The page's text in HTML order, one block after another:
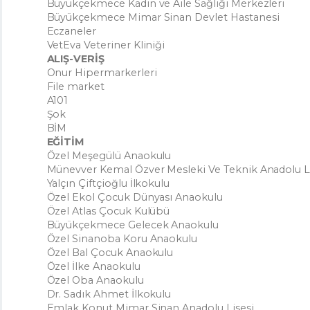
Büyükçekmece Kadın ve Aile Sağlığı Merkezleri
Büyükçekmece Mimar Sinan Devlet Hastanesi
Eczaneler
VetEva Veteriner Kliniği
ALIŞ-VERİŞ
Onur Hipermarkerleri
File market
A101
Şok
BİM
EĞİTİM
Özel Meşegülü Anaokulu
Münevver Kemal Özver Mesleki Ve Teknik Anadolu
Yalçın Çiftçioğlu İlkokulu
Özel Ekol Çocuk Dünyası Anaokulu
Özel Atlas Çocuk Kulübü
Büyükçekmece Gelecek Anaokulu
Özel Sinanoba Koru Anaokulu
Özel Bal Çocuk Anaokulu
Özel İlke Anaokulu
Özel Oba Anaokulu
Dr. Sadık Ahmet İlkokulu